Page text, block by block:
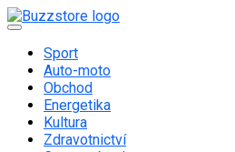
Skip
to
content
Primary
Sport
Auto-moto
Obchod
Energetika
Kultura
Zdravotnictví